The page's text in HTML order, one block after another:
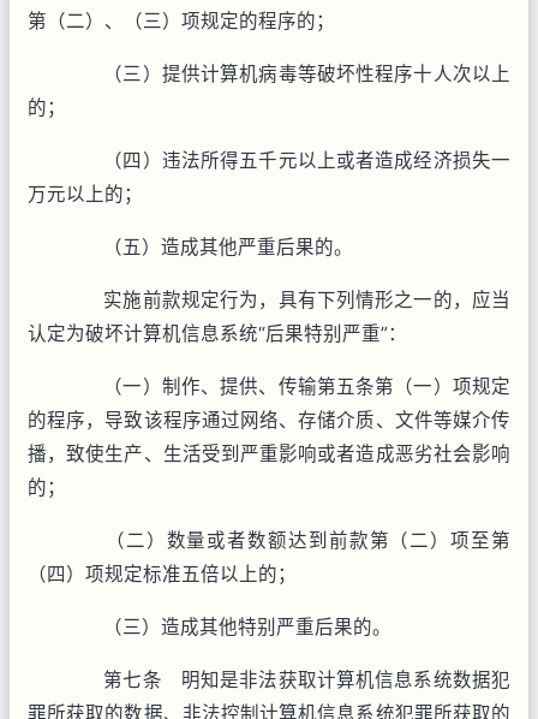
第（二）、（三）项规定的程序的；
（三）提供计算机病毒等破坏性程序十人次以上
的；
（四）违法所得五千元以上或者造成经济损失一
万元以上的；
（五）造成其他严重后果的。
实施前款规定行为，具有下列情形之一的，应当
认定为破坏计算机信息系统“后果特别严重”：
（一）制作、提供、传输第五条第（一）项规定
的程序，导致该程序通过网络、存储介质、文件等媒介传
播，致使生产、生活受到严重影响或者造成恶劣社会影响
的；
（二）数量或者数额达到前款第（二）项至第
（四）项规定标准五倍以上的；
（三）造成其他特别严重后果的。
第七条 明知是非法获取计算机信息系统数据犯
罪所获取的数据、非法控制计算机信息系统犯罪所获取的